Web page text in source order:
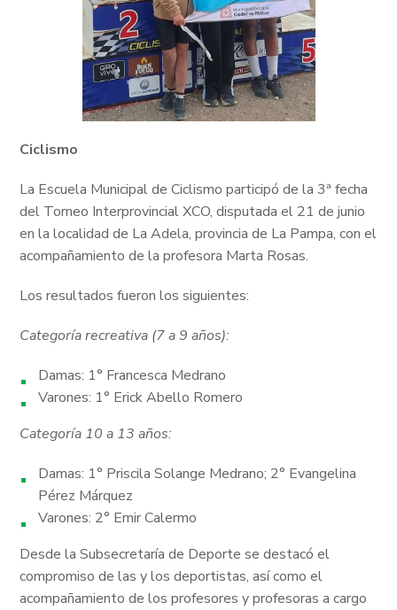
Ciclismo
La Escuela Municipal de Ciclismo participó de la 3ª fecha
del Torneo Interprovincial XCO, disputada el 21 de junio
en la localidad de La Adela, provincia de La Pampa, con el
acompañamiento de la profesora Marta Rosas.
Los resultados fueron los siguientes:
Categoría recreativa (7 a 9 años):
Damas: 1° Francesca Medrano
Varones: 1° Erick Abello Romero
Categoría 10 a 13 años:
Damas: 1° Priscila Solange Medrano; 2° Evangelina
Pérez Márquez
Varones: 2° Emir Calermo
Desde la Subsecretaría de Deporte se destacó el
compromiso de las y los deportistas, así como el
acompañamiento de los profesores y profesoras a cargo